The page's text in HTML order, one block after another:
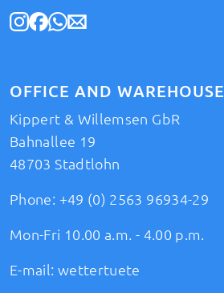
OFFICE AND WAREHOUSE
Kippert & Willemsen GbR
Bahnallee 19
48703 Stadtlohn
Phone: +49 (0) 2563 96934-29
Mon-Fri 10.00 a.m. - 4.00 p.m.
E-mail: wettertuete